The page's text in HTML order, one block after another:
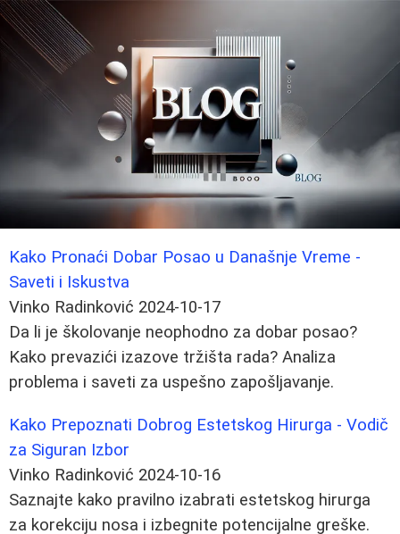
Kako Pronaći Dobar Posao u Današnje Vreme -
Saveti i Iskustva
Vinko Radinković 2024-10-17
Da li je školovanje neophodno za dobar posao?
Kako prevazići izazove tržišta rada? Analiza
problema i saveti za uspešno zapošljavanje.
Kako Prepoznati Dobrog Estetskog Hirurga - Vodič
za Siguran Izbor
Vinko Radinković 2024-10-16
Saznajte kako pravilno izabrati estetskog hirurga
za korekciju nosa i izbegnite potencijalne greške.